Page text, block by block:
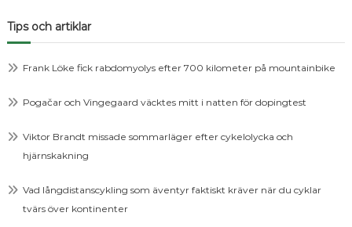
Tips och artiklar
Frank Löke fick rabdomyolys efter 700 kilometer på mountainbike
Pogačar och Vingegaard väcktes mitt i natten för dopingtest
Viktor Brandt missade sommarläger efter cykelolycka och
hjärnskakning
Vad långdistanscykling som äventyr faktiskt kräver när du cyklar
tvärs över kontinenter